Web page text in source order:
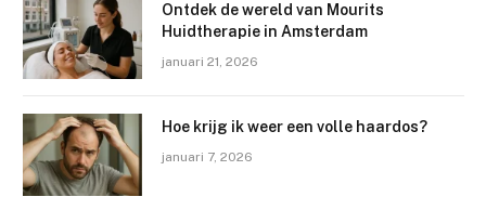
Ontdek de wereld van Mourits
Huidtherapie in Amsterdam
januari 21, 2026
Hoe krijg ik weer een volle haardos?
januari 7, 2026